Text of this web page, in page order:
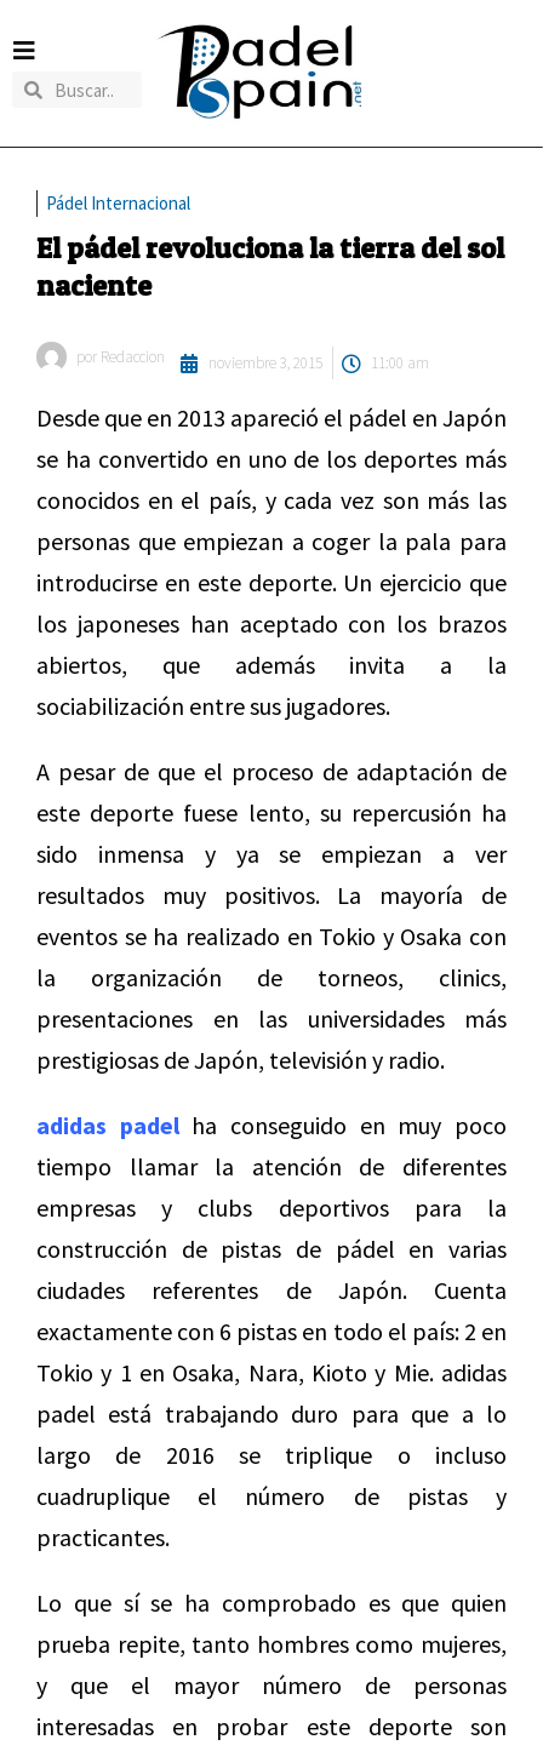
Pádel Internacional
El pádel revoluciona la tierra del sol
naciente
por Redaccion noviembre 3, 2015 11:00 am
Desde que en 2013 apareció el pádel en Japón
se ha convertido en uno de los deportes más
conocidos en el país, y cada vez son más las
personas que empiezan a coger la pala para
introducirse en este deporte. Un ejercicio que
los japoneses han aceptado con los brazos
abiertos, que además invita a la
sociabilización entre sus jugadores.
A pesar de que el proceso de adaptación de
este deporte fuese lento, su repercusión ha
sido inmensa y ya se empiezan a ver
resultados muy positivos. La mayoría de
eventos se ha realizado en Tokio y Osaka con
la organización de torneos, clinics,
presentaciones en las universidades más
prestigiosas de Japón, televisión y radio.
adidas padelha conseguido en muy poco
tiempo llamar la atención de diferentes
empresas y clubs deportivos para la
construcción de pistas de pádel en varias
ciudades referentes de Japón. Cuenta
exactamente con 6 pistas en todo el país: 2 en
Tokio y 1 en Osaka, Nara, Kioto y Mie. adidas
padel está trabajando duro para que a lo
largo de 2016 se triplique o incluso
cuadruplique el número de pistas y
practicantes.
Lo que sí se ha comprobado es que quien
prueba repite, tanto hombres como mujeres,
y que el mayor número de personas
interesadas en probar este deporte son